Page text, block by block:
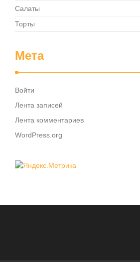
Салаты
Торты
Мета
Войти
Лента записей
Лента комментариев
WordPress.org